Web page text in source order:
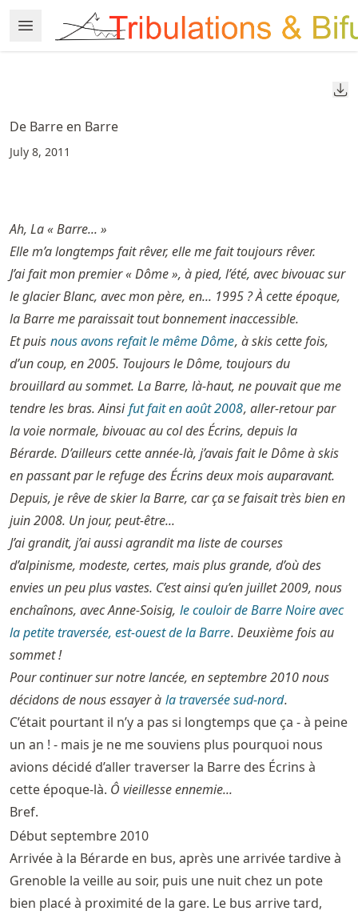
to
article
to
content
Open Menu
Made with MyST
De Barre en Barre
July 8, 2011
Ah, La « Barre... »
Elle m’a longtemps fait rêver, elle me fait toujours rêver.
J’ai fait mon premier « Dôme », à pied, l’été, avec bivouac sur
le glacier Blanc, avec mon père, en... 1995 ? À cette époque,
la Barre me paraissait tout bonnement inaccessible.
Et puis nous avons refait le même Dôme, à skis cette fois,
d’un coup, en 2005. Toujours le Dôme, toujours du
brouillard au sommet. La Barre, là-haut, ne pouvait que me
tendre les bras. Ainsifut fait en août 2008, aller-retour par
la voie normale, bivouac au col des Écrins, depuis la
Bérarde. D’ailleurs cette année-là, j’avais fait le Dôme à skis
en passant par le refuge des Écrins deux mois auparavant.
Depuis, je rêve de skier la Barre, car ça se faisait très bien en
juin 2008. Un jour, peut-être...
J’ai grandit, j’ai aussi agrandit ma liste de courses
d’alpinisme, modeste, certes, mais plus grande, d’où des
envies un peu plus vastes. C’est ainsi qu’en juillet 2009, nous
enchaînons, avec Anne-Soisig, le couloir de Barre Noire avec
la petite traversée, est-ouest de la Barre. Deuxième fois au
sommet !
Pour continuer sur notre lancée, en septembre 2010 nous
décidons de nous essayer à la traversée sud-nord.
C’était pourtant il n’y a pas si longtemps que ça - à peine
un an ! - mais je ne me souviens plus pourquoi nous
avions décidé d’aller traverser la Barre des Écrins à
cette époque-là. Ô vieillesse ennemie...
Bref.
Début septembre 2010
Arrivée à la Bérarde en bus, après une arrivée tardive à
Grenoble la veille au soir, puis une nuit chez un pote
bien placé à proximité de la gare. Le bus arrive tard,